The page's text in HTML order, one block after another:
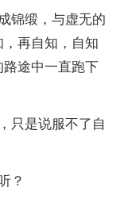
锦缎，与虚无的
再自知，自知
途中一直跑下
只是说服不了自
？